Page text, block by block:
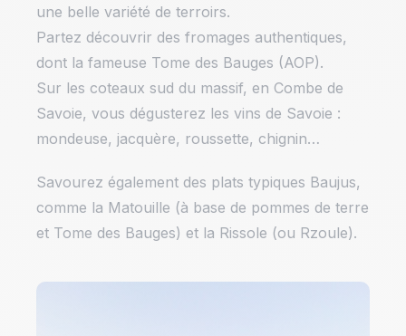
une belle variété de terroirs.
Partez découvrir des fromages authentiques,
dont la fameuse Tome des Bauges (AOP).
Sur les coteaux sud du massif, en Combe de
Savoie, vous dégusterez les vins de Savoie :
mondeuse, jacquère, roussette, chignin…
Savourez également des plats typiques Baujus,
comme la Matouille (à base de pommes de terre
et Tome des Bauges) et la Rissole (ou Rzoule).